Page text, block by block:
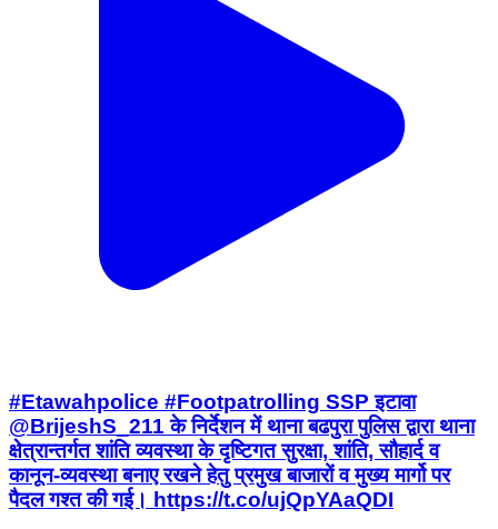
#Etawahpolice #Footpatrolling SSP इटावा
@BrijeshS_211 के निर्देशन में थाना बढपुरा पुलिस द्वारा थाना
क्षेत्रान्तर्गत शांति व्यवस्था के दृष्टिगत सुरक्षा, शांति, सौहार्द व
कानून-व्यवस्था बनाए रखने हेतु प्रमुख बाजारों व मुख्य मार्गो पर
पैदल गश्त की गई। https://t.co/ujQpYAaQDI